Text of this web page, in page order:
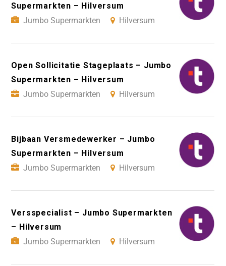
Supermarkten – Hilversum
Jumbo Supermarkten
Hilversum
Open Sollicitatie Stageplaats – Jumbo
Supermarkten – Hilversum
Jumbo Supermarkten
Hilversum
Bijbaan Versmedewerker – Jumbo
Supermarkten – Hilversum
Jumbo Supermarkten
Hilversum
Versspecialist – Jumbo Supermarkten
– Hilversum
Jumbo Supermarkten
Hilversum